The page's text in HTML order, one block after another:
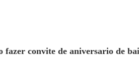
fazer convite de aniversario de